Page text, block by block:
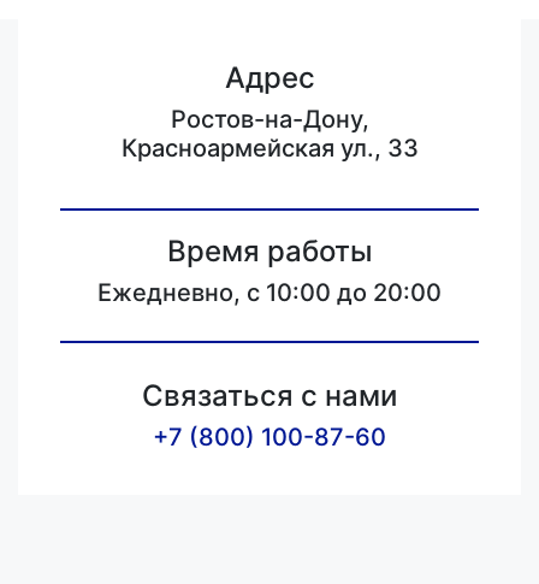
Адрес
Ростов-на-Дону,
Красноармейская ул., 33
Время работы
Ежедневно, с 10:00 до 20:00
Связаться с нами
+7 (800) 100-87-60